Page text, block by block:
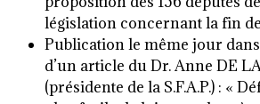
législation concernant la fin
Publication le même jour
d’un article du Dr. Anne DE
(présidente de la S.F.A.P.) : «